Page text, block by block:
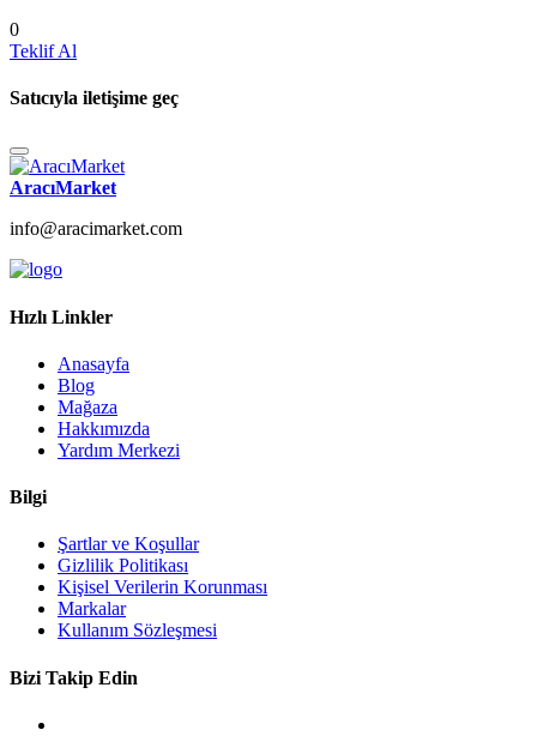
0
Teklif Al
Satıcıyla iletişime geç
AracıMarket
info@aracimarket.com
Hızlı Linkler
Anasayfa
Blog
Mağaza
Hakkımızda
Yardım Merkezi
Bilgi
Şartlar ve Koşullar
Gizlilik Politikası
Kişisel Verilerin Korunması
Markalar
Kullanım Sözleşmesi
Bizi Takip Edin